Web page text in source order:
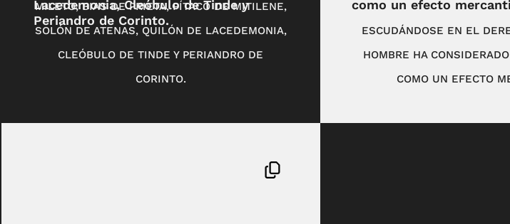
Lacedemonia, Cleóbulo de Tinde y
Periandro de Corinto.
MILETO, BIAS DE PRIETA, PÍTACO DE MITILENE,
SOLÓN DE ATENAS, QUILÓN DE LACEDEMONIA,
CLEÓBULO DE TINDE Y PERIANDRO DE
CORINTO.
como un efecto
ESCUDÁNDOSE EN EL
HOMBRE HA
COMO UN EFECTO